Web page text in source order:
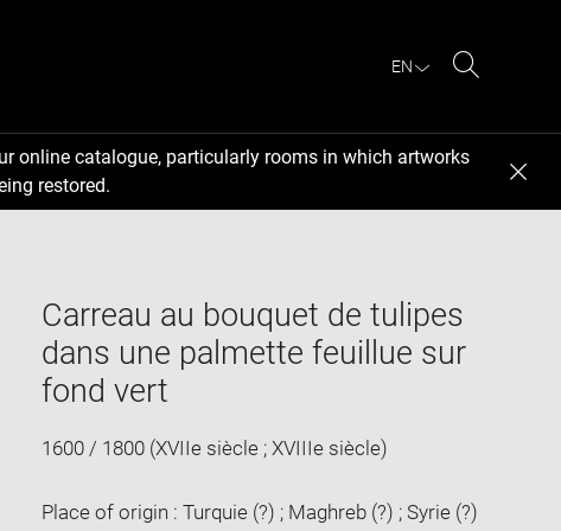
EN
online catalogue, particularly rooms in which artworks
restored.
Carreau au bouquet de tulipes
dans une palmette feuillue sur
fond vert
1600 / 1800 (XVIIe siècle ; XVIIIe siècle)
Place of origin : Turquie (?) ; Maghreb (?) ; Syrie (?)